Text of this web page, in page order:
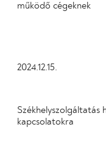
működő cégeknek
2024.12.15.
Székhelyszolgáltatás
kapcsolatokra